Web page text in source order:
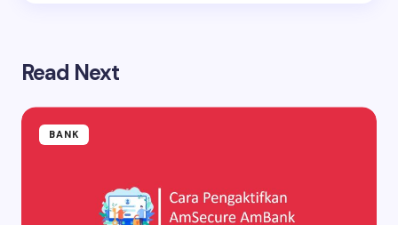
Read Next
BANK